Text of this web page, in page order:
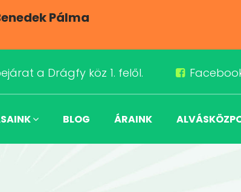
Pálma
a Drágfy köz 1. felől.
BLOG ÁRAINK